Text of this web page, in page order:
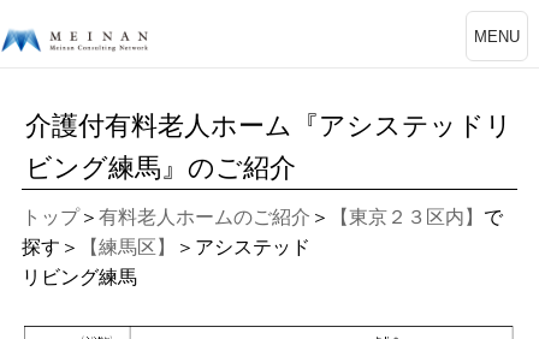
MENU
介護付有料老人ホーム『アシステッドリ
ビング練馬』のご紹介
トップ＞ 有料老人ホームのご紹介 ＞ 【東京２３区内】 で
探す＞
【練馬区】
＞アシステッド
リビング練馬